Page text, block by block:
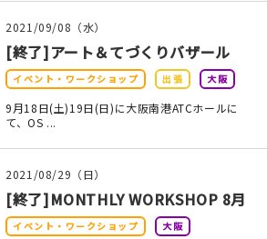
プ
2021/09/08（水）
[終了]アート＆てづくりバザール
イベント・ワークショップ 出張 大阪
9月18日(土)19日(日)に大阪南港ATCホールに
て、OS ...
2021/08/29（日）
[終了]MONTHLY WORKSHOP 8月
イベント・ワークショップ 大阪